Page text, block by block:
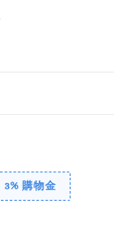
3% 購物金